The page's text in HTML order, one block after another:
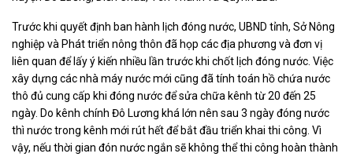
Trước khi quyết định ban hành lịch đóng nước, UBND tỉnh, Sở Nông
nghiệp và Phát triển nông thôn đã họp các địa phương và đơn vị
liên quan để lấy ý kiến nhiều lần trước khi chốt lịch đóng nước. Việc
xây dựng các nhà máy nước mới cũng đã tính toán hồ chứa nước
thô đủ cung cấp khi đóng nước để sửa chữa kênh từ 20 đến 25
ngày. Do kênh chính Đô Lương khá lớn nên sau 3 ngày đóng nước
thì nước trong kênh mới rút hết để bắt đầu triển khai thi công. Vì
vậy, nếu thời gian đón nước ngắn sẽ không thể thi công hoàn thành